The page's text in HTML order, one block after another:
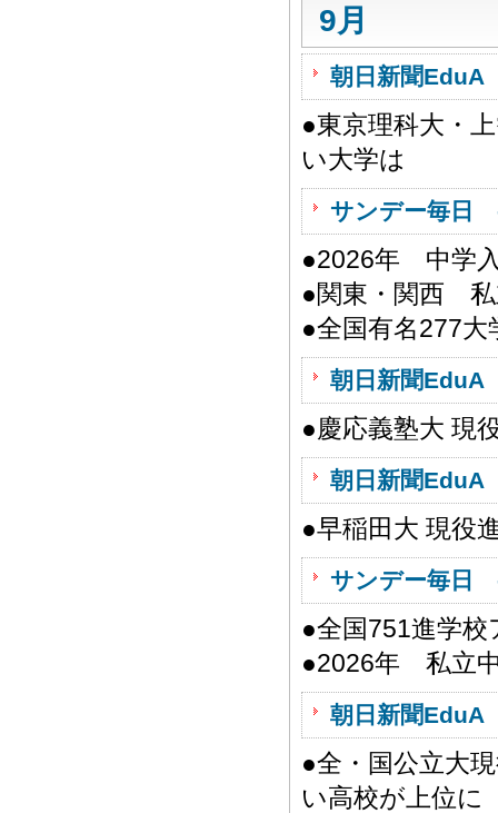
9月
朝日新聞
●東京理科大・
い大学は
サンデー毎日
●2026年 中学
●関東・関西
●全国有名277
朝日新聞
●慶応義塾大 現
朝日新聞
●早稲田大 現役
サンデー毎日
●全国751進学
●2026年 私立
朝日新聞
●全・国公立大
い高校が上位に